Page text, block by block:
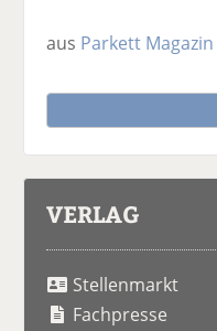
aus Parkett Magazin
VERLAG
Stellenmarkt
Fachpresse